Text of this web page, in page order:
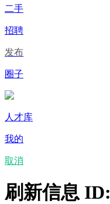
二手
招聘
发布
圈子
人才库
我的
取消
刷新信息 ID: